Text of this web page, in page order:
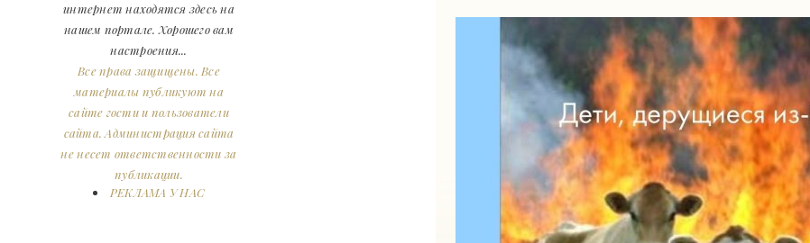
интернет находятся здесь на
нашем портале. Хорошего вам
настроения...
Все права защищены. Все
материалы публикуют на
сайте гости и пользователи
сайта. Администрация сайта
не несет ответственности за
публикации.
РЕКЛАМА У НАС